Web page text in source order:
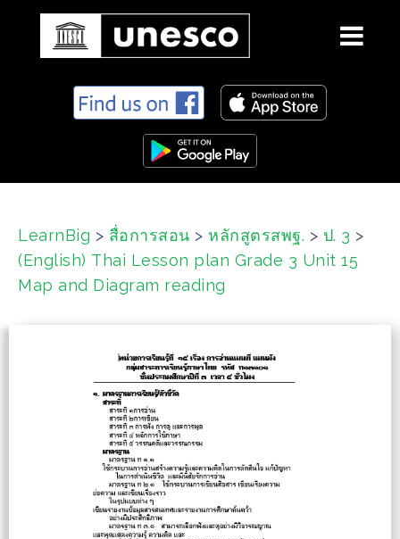
n
LearnBig > สื่อการสอน > หลักสูตรสพฐ. > ป. 3 >
(English) Thai Lesson plan Grade 3 Unit 15
Map and Diagram reading